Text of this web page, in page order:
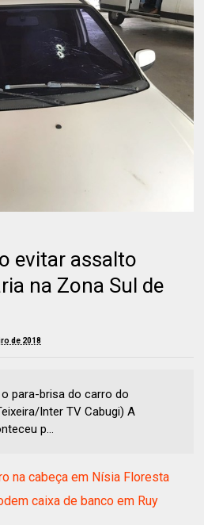
evitar assalto
na Zona Sul de
de 2018
para-brisa do carro do
Inter TV Cabugi) A
p...
na cabeça em Nísia Floresta
caixa de banco em Ruy